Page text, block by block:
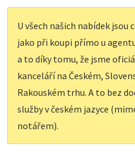
U všech našich nabídek
jako při koupi přímo u
a to díky tomu, že jsme
kanceláří na Českém,
Rakouském trhu. A to bez
služby v českém jazyce
notářem).